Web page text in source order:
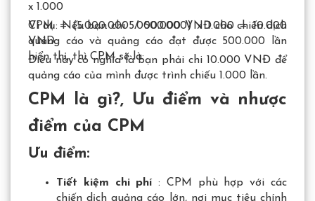
x 1.000
Ví dụ: Nếu bạn chi 5.000.000 VNĐ cho chiến dịch
quảng cáo và quảng cáo đạt được 500.000 lần
hiển thị, thì CPM sẽ là:
CPM = (5.000.000 / 500.000) x 1.000 = 10.000
VND
Điều này có nghĩa là bạn phải chi 10.000 VNĐ để
quảng cáo của mình được trình chiếu 1.000 lần.
CPM là gì?, Ưu điểm và nhược
điểm của CPM
Ưu điểm:
Tiết kiệm chi phí : CPM phù hợp với các
chiến dịch quảng cáo lớn, nơi mục tiêu chính